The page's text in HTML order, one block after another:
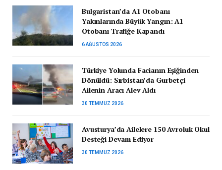
Bulgaristan’da A1 Otobanı
Yakınlarında Büyük Yangın: A1
Otobanı Trafiğe Kapandı
6 AĞUSTOS 2026
Türkiye Yolunda Facianın Eşiğinden
Dönüldü: Sırbistan’da Gurbetçi
Ailenin Aracı Alev Aldı
30 TEMMUZ 2026
Avusturya’da Ailelere 150 Avroluk Okul
Desteği Devam Ediyor
30 TEMMUZ 2026